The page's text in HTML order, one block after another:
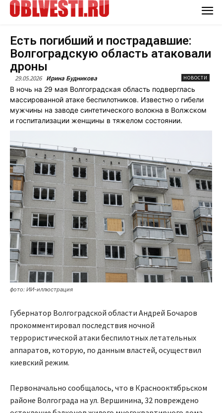
Есть погибший и пострадавшие:
Волгоградскую область атаковали
дроны
29.05.2026 Ирина Будникова НОВОСТИ
В ночь на 29 мая Волгоградская область подверглась
массированной атаке беспилотников. Известно о гибели
мужчины на заводе синтетического волокна в Волжском
и госпитализации женщины в тяжелом состоянии.
фото: ИИ-иллюстрация
Губернатор Волгоградской области Андрей Бочаров
прокомментировал последствия ночной
террористической атаки беспилотных летательных
аппаратов, которую, по данным властей, осуществил
киевский режим.
Первоначально сообщалось, что в Краснооктябрьском
районе Волгограда на ул. Вершинина, 32 повреждено